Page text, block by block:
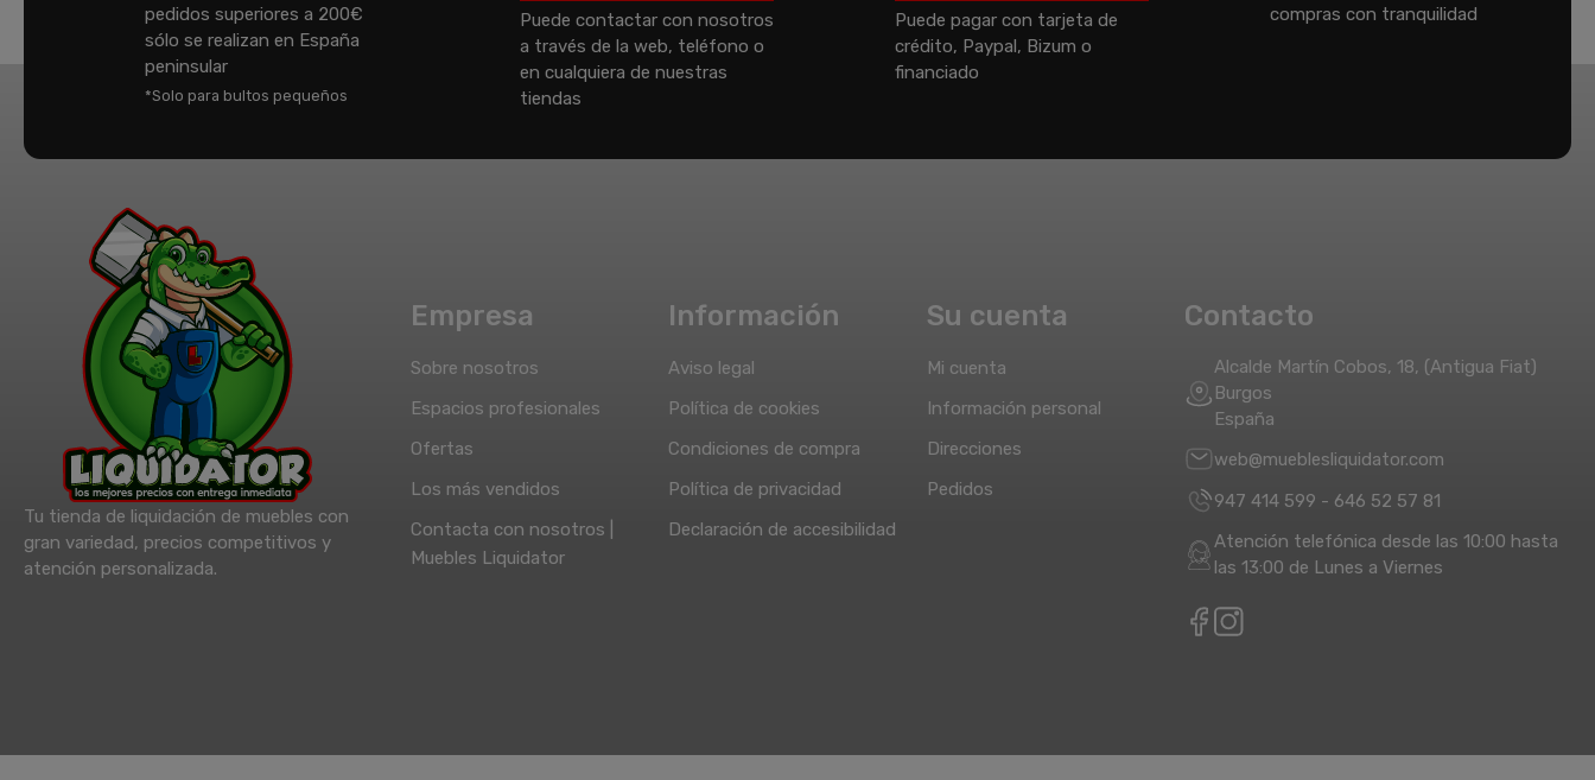
pedidos superiores a 200€
sólo se realizan en España
peninsular
*Solo para bultos pequeños
Puede contactar con nosotros
a través de la web, teléfono o
en cualquiera de nuestras
tiendas
Puede pagar con tarjeta de
crédito, Paypal, Bizum o
financiado
compras con tranquilidad
Tu tienda de liquidación de muebles con
gran variedad, precios competitivos y
atención personalizada.
Empresa
Sobre nosotros
Espacios profesionales
Ofertas
Los más vendidos
Contacta con nosotros |
Muebles Liquidator
Información
Aviso legal
Política de cookies
Condiciones de compra
Política de privacidad
Declaración de accesibilidad
Su cuenta
Mi cuenta
Información personal
Direcciones
Pedidos
Contacto
Alcalde Martín Cobos, 18, (Antigua Fiat)
Burgos
España
web@mueblesliquidator.com
947 414 599 - 646 52 57 81
Atención telefónica desde las 10:00 hasta
las 13:00 de Lunes a Viernes